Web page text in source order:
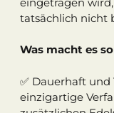
tatsächlich nicht
Was macht es
✅ Dauerhaft und
einzigartige